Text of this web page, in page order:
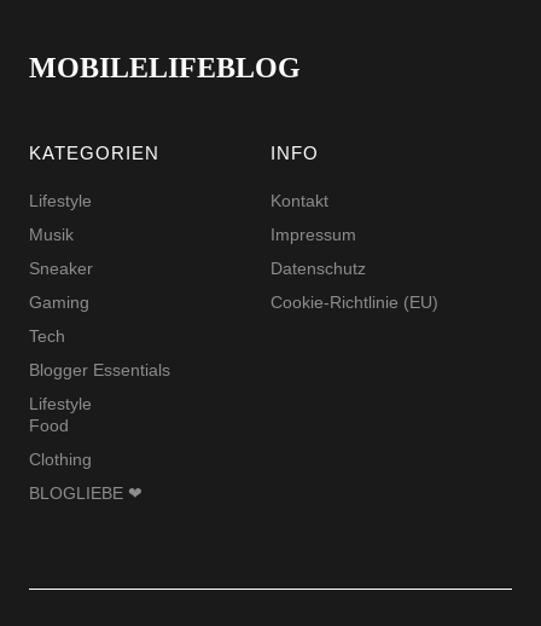
MOBILELIFEBLOG
KATEGORIEN
Lifestyle
Musik
Sneaker
Gaming
Tech
Blogger Essentials
Lifestyle
Food
Clothing
BLOGLIEBE ❤
INFO
Kontakt
Impressum
Datenschutz
Cookie-Richtlinie (EU)